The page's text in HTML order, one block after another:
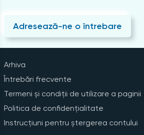
Adresează-ne o întrebare
Arhiva
Întrebări frecvente
Termeni și condiții de utilizare a paginii
Politica de confidențialitate
Instrucțiuni pentru ștergerea contului